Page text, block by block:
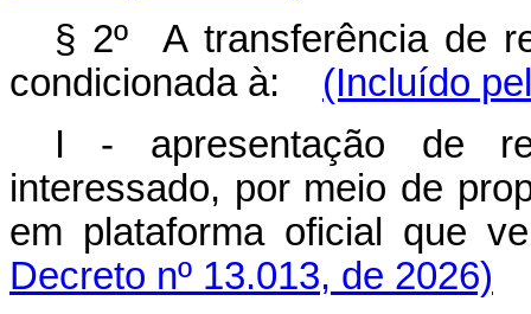
§ 2º A transferência de
condicionada à:
(Incluído
I - apresentação de
interessado, por meio de
em plataforma oficial que
Decreto nº 13.013, de 2026)